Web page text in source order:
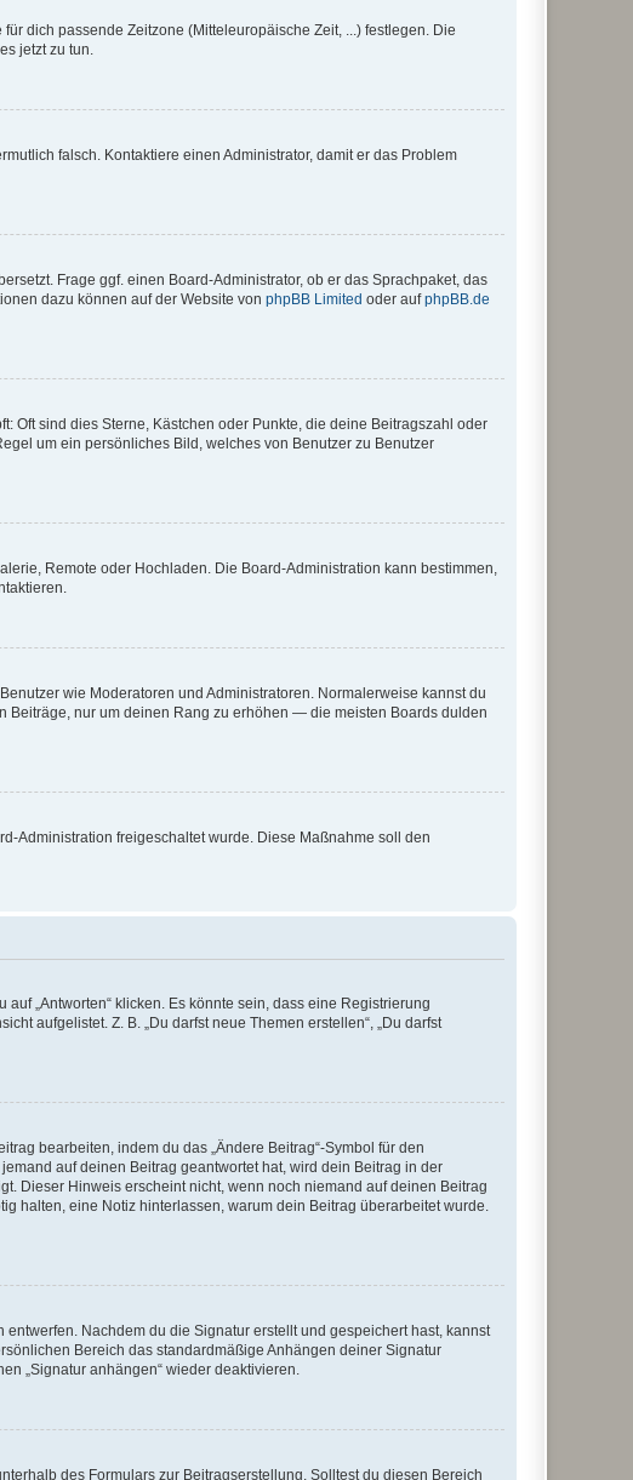
dich passende Zeitzone (Mitteleuropäische Zeit, ...) festlegen. Die
jetzt zu tun.
falsch. Kontaktiere einen Administrator, damit er das Problem
Frage ggf. einen Board-Administrator, ob er das Sprachpaket, das
dazu können auf der Website von phpBB Limited oder aufphpBB.de
Oft sind dies Sterne, Kästchen oder Punkte, die deine Beitragszahl oder
um ein persönliches Bild, welches von Benutzer zu Benutzer
Remote oder Hochladen. Die Board-Administration kann bestimmen,
wie Moderatoren und Administratoren. Normalerweise kannst du
Beiträge, nur um deinen Rang zu erhöhen — die meisten Boards dulden
Administration freigeschaltet wurde. Diese Maßnahme soll den
„Antworten“ klicken. Es könnte sein, dass eine Registrierung
aufgelistet. Z. B. „Du darfst neue Themen erstellen“, „Du darfst
bearbeiten, indem du das „Ändere Beitrag“-Symbol für den
auf deinen Beitrag geantwortet hat, wird dein Beitrag in der
Dieser Hinweis erscheint nicht, wenn noch niemand auf deinen Beitrag
halten, eine Notiz hinterlassen, warum dein Beitrag überarbeitet wurde.
Nachdem du die Signatur erstellt und gespeichert hast, kannst
Bereich das standardmäßige Anhängen deiner Signatur
„Signatur anhängen“ wieder deaktivieren.
des Formulars zur Beitragserstellung. Solltest du diesen Bereich